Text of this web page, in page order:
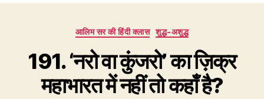
Categories
आलिम सर की हिंदी क्लास शुद्ध-अशुद्ध
191. ‘नरो वा कुंजरो’ का ज़िक्र
महाभारत में नहीं तो कहाँ है?